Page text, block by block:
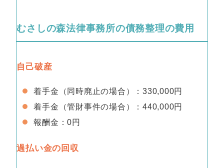
むさしの森法律事務所の債務整理の費用
自己破産
着手金（同時廃止の場合）：330,000円
着手金（管財事件の場合）：440,000円
報酬金：0円
過払い金の回収